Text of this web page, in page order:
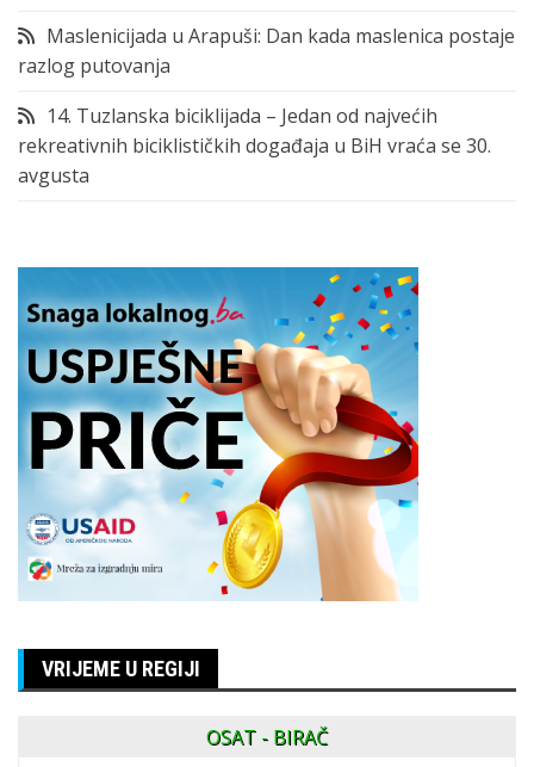
Maslenicijada u Arapuši: Dan kada maslenica postaje
razlog putovanja
14. Tuzlanska biciklijada – Jedan od najvećih
rekreativnih biciklističkih događaja u BiH vraća se 30.
avgusta
VRIJEME U REGIJI
OSAT - BIRAČ